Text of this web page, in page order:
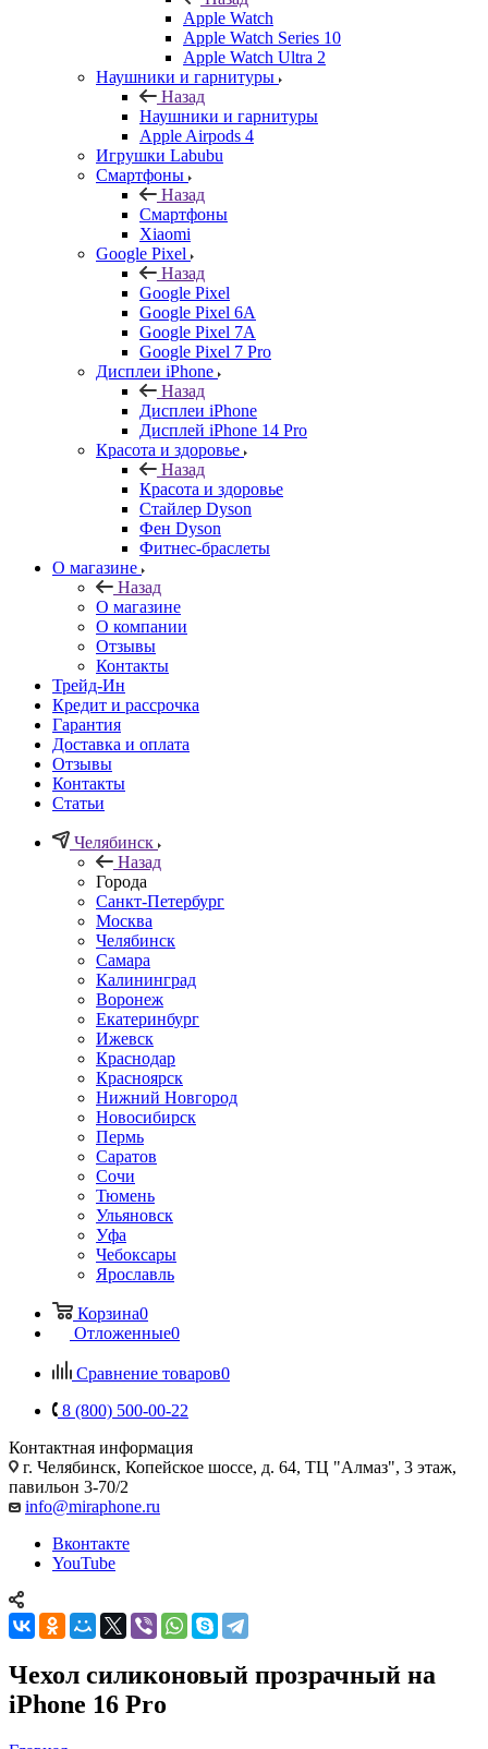
Apple Watch
Apple Watch Series 10
Apple Watch Ultra 2
Наушники и гарнитуры
Назад
Наушники и гарнитуры
Apple Airpods 4
Игрушки Labubu
Смартфоны
Назад
Смартфоны
Xiaomi
Google Pixel
Назад
Google Pixel
Google Pixel 6A
Google Pixel 7А
Google Pixel 7 Pro
Дисплеи iPhone
Назад
Дисплеи iPhone
Дисплей iPhone 14 Pro
Красота и здоровье
Назад
Красота и здоровье
Стайлер Dyson
Фен Dyson
Фитнес-браслеты
О магазине
Назад
О магазине
О компании
Отзывы
Контакты
Трейд-Ин
Кредит и рассрочка
Гарантия
Доставка и оплата
Отзывы
Контакты
Статьи
Челябинск
Назад
Города
Санкт-Петербург
Москва
Челябинск
Самара
Калининград
Воронеж
Екатеринбург
Ижевск
Краснодар
Красноярск
Нижний Новгород
Новосибирск
Пермь
Саратов
Сочи
Тюмень
Ульяновск
Уфа
Чебоксары
Ярославль
Корзина0
Отложенные0
Сравнение товаров0
8 (800) 500-00-22
Контактная информация
г. Челябинск, Копейское шоссе, д. 64, ТЦ "Алмаз", 3 этаж,
павильон 3-70/2
info@miraphone.ru
Вконтакте
YouTube
Чехол силиконовый прозрачный на
iPhone 16 Pro